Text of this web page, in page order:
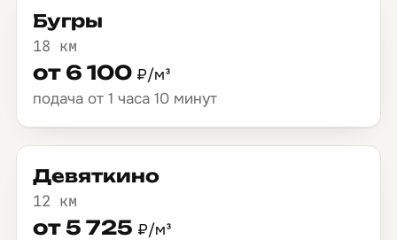
Бугры
18 км
от 6 100 ₽/м³
подача от 1 часа 10 минут
Девяткино
12 км
от 5 725 ₽/м³